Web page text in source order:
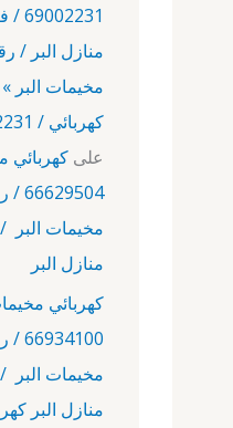
منازل البر /
مخيمات البر
كهربائي / 69002231 / الكويت
على كهربائي
مخيمات البر
منازل البر
كهربائي
مخيمات البر
منازل البر